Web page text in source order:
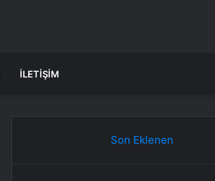
İLETIŞIM
Son Eklenen